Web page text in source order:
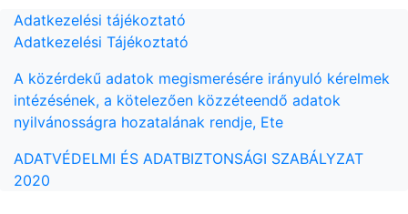
Adatkezelési tájékoztató
Adatkezelési Tájékoztató
A közérdekű adatok megismerésére irányuló kérelmek
intézésének, a kötelezően közzéteendő adatok
nyilvánosságra hozatalának rendje, Ete
ADATVÉDELMI ÉS ADATBIZTONSÁGI SZABÁLYZAT
2020